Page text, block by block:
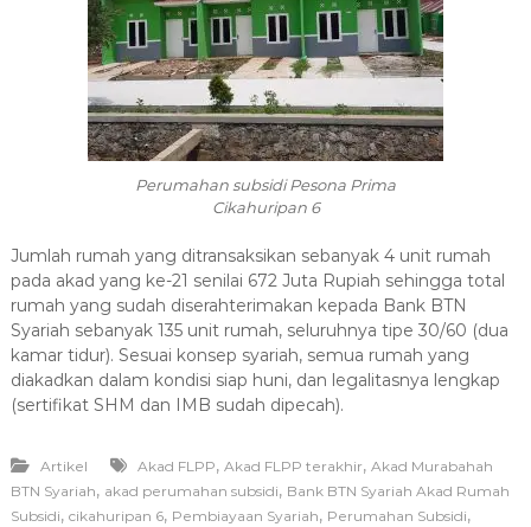
Perumahan subsidi Pesona Prima
Cikahuripan 6
Jumlah rumah yang ditransaksikan sebanyak 4 unit rumah
pada akad yang ke-21 senilai 672 Juta Rupiah sehingga total
rumah yang sudah diserahterimakan kepada Bank BTN
Syariah sebanyak 135 unit rumah, seluruhnya tipe 30/60 (dua
kamar tidur). Sesuai konsep syariah, semua rumah yang
diakadkan dalam kondisi siap huni, dan legalitasnya lengkap
(sertifikat SHM dan IMB sudah dipecah).
Artikel Akad FLPP, Akad FLPP terakhir, Akad Murabahah
BTN Syariah, akad perumahan subsidi, Bank BTN Syariah Akad Rumah
Subsidi, cikahuripan 6, Pembiayaan Syariah, Perumahan Subsidi,